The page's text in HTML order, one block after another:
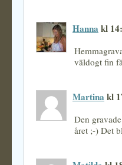
Hanna kl
väldogt fin
Martina kl
Den
året ;-) Det